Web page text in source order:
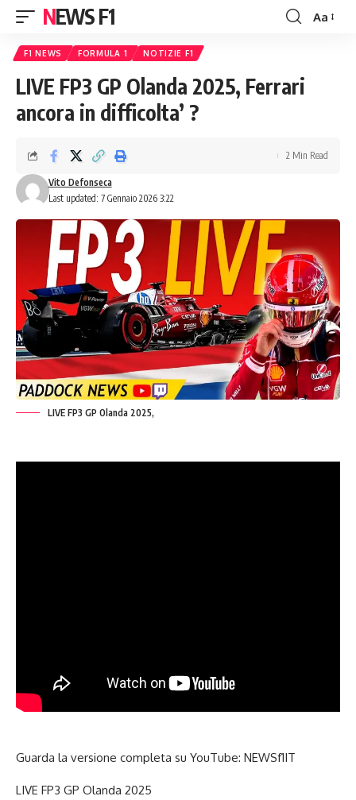
NEWS F1
Font
Aa
F1 NEWS FORMULA 1 NOTIZIE F1
LIVE FP3 GP Olanda 2025, Ferrari
ancora in difficolta’ ?
Last updated: 7 Gennaio 2026 3:22
Vito Defonseca
2 Min Read
LIVE FP3 GP Olanda 2025,
Guarda la versione completa su YouTube: NEWSf1IT
LIVE FP3 GP Olanda 2025